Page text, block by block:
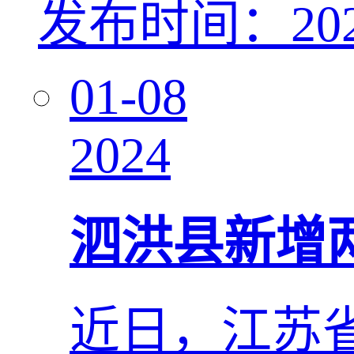
发布时间：
01-08
2024
泗洪县新增
近日，江苏